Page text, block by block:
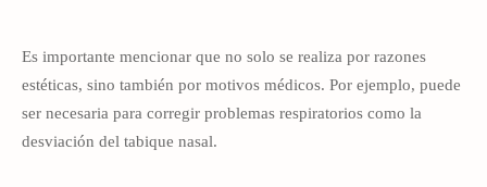
Es importante mencionar que no solo se realiza por razones
estéticas, sino también por motivos médicos. Por ejemplo, puede
ser necesaria para corregir problemas respiratorios como la
desviación del tabique nasal.